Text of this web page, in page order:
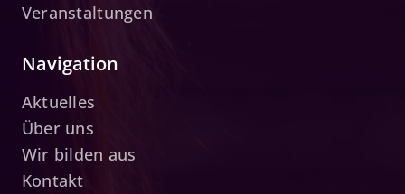
Veranstaltungen
Navigation
Aktuelles
Über uns
Wir bilden aus
Kontakt